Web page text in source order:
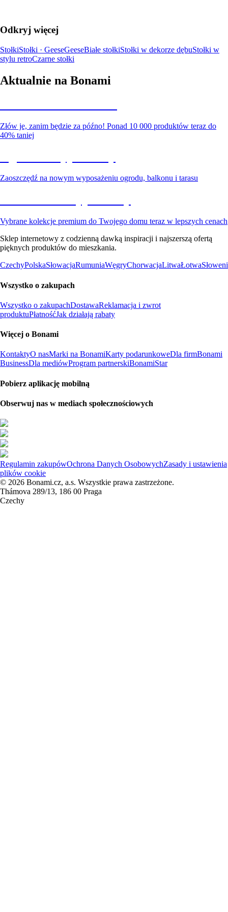
Odkryj więcej
StołkiStołki · GeeseGeeseBiałe stołkiStołki w dekorze dębuStołki w
stylu retroCzarne stołki
Aktualnie na Bonami
Złów je, zanim będzie za późno! Ponad 10 000 produktów teraz do
40% taniej
Zaoszczędź na nowym wyposażeniu ogrodu, balkonu i tarasu
Vybrane kolekcje premium do Twojego domu teraz w lepszych cenach
Sklep internetowy z codzienną dawką inspiracji i najszerszą ofertą
pięknych produktów do mieszkania.
CzechyPolskaSłowacjaRumuniaWęgryChorwacjaLitwaŁotwa
Wszystko o zakupach
Wszystko o zakupachDostawaReklamacja i zwrot
produktuPłatnośćJak działają rabaty
Więcej o Bonami
KontaktyO nasMarki na BonamiKarty podarunkoweDla firmBonami
BusinessDla mediówProgram partnerskiBonamiStar
Pobierz aplikację mobilną
Obserwuj nas w mediach społecznościowych
Regulamin zakupówOchrona Danych OsobowychZasady i ustawienia
plików cookie
© 2026 Bonami.cz, a.s. Wszystkie prawa zastrzeżone.
Thámova 289/13, 186 00 Praga
Czechy